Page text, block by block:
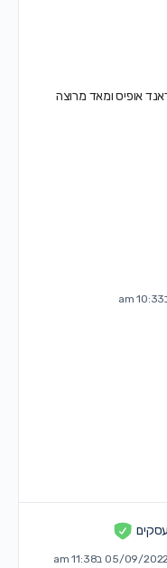
אופיס ומאד מרוצה
05/09/2022 ב11:38 am